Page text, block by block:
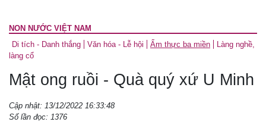
NON NƯỚC VIỆT NAM
Di tích - Danh thắng
Văn hóa - Lễ hội Ẩm thực ba miền
Làng nghề,
làng cổ
Mật ong ruồi - Quà quý xứ U Minh
Cập nhật: 13/12/2022 16:33:48
Số lần đọc: 1376